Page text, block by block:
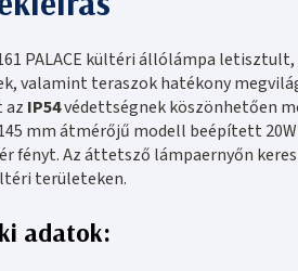
PALACE kültéri állólámpa letisztult,
valamint teraszok hatékony
az IP54védettségnek köszönhetően
mm átmérőjű modell beépített
fényt. Az áttetsző lámpaernyőn
területeken.
adatok: